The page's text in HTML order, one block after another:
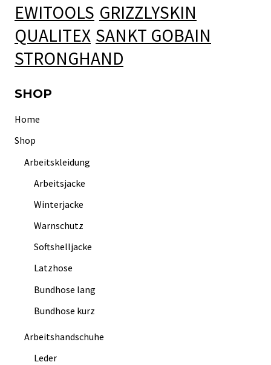
EWITOOLS GRIZZLYSKIN
QUALITEX SANKT GOBAIN
STRONGHAND
SHOP
Home
Shop
Arbeitskleidung
Arbeitsjacke
Winterjacke
Warnschutz
Softshelljacke
Latzhose
Bundhose lang
Bundhose kurz
Arbeitshandschuhe
Leder